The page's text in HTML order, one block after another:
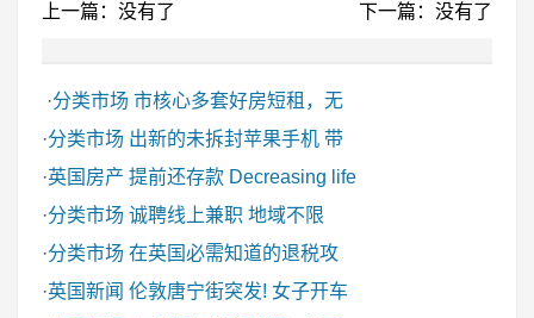
上一篇：没有了 下一篇：没有了
·分类市场 市核心多套好房短租，无
·分类市场 出新的未拆封苹果手机 带
·英国房产 提前还存款 Decreasing life
·分类市场 诚聘线上兼职 地域不限
·分类市场 在英国必需知道的退税攻
·英国新闻 伦敦唐宁街突发! 女子开车